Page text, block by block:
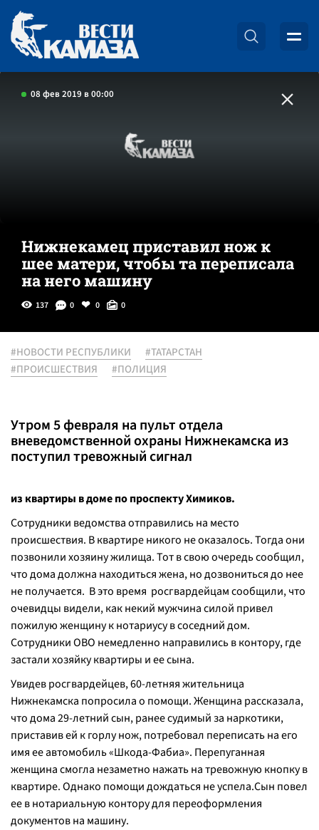
08 фев 2019 в 00:00
Нижнекамец приставил нож к
шее матери, чтобы та переписала
на него машину
137 0 0 0
#НОВОСТИ РЕСПУБЛИКИ
#ТАТАРСТАН
#ПРОИСШЕСТВИЯ
#ПОЛИЦИЯ
Утром 5 февраля на пульт отдела
вневедомственной охраны Нижнекамска из
поступил тревожный сигнал
из квартиры в доме по проспекту Химиков.
Сотрудники ведомства отправились на место
происшествия. В квартире никого не оказалось. Тогда они
позвонили хозяину жилища. Тот в свою очередь сообщил,
что дома должна находиться жена, но дозвониться до нее
не получается. В это время росгвардейцам сообщили, что
очевидцы видели, как некий мужчина силой привел
пожилую женщину к нотариусу в соседний дом.
Сотрудники ОВО немедленно направились в контору, где
застали хозяйку квартиры и ее сына.
Увидев росгвардейцев, 60-летняя жительница
Нижнекамска попросила о помощи. Женщина рассказала,
что дома 29-летний сын, ранее судимый за наркотики,
приставив ей к горлу нож, потребовал переписать на его
имя ее автомобиль «Шкода-Фабиа». Перепуганная
женщина смогла незаметно нажать на тревожную кнопку в
квартире. Однако помощи дождаться не успела.Сын повел
ее в нотариальную контору для переоформления
документов на машину.